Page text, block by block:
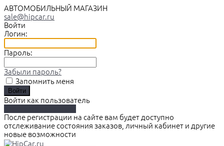
АВТОМОБИЛЬНЫЙ МАГАЗИН
sale@hipcar.ru
Войти
Логин:
Пароль:
Забыли пароль?
Запомнить меня
Войти как пользователь
После регистрации на сайте вам будет доступно
отслеживание состояния заказов, личный кабинет и другие
новые возможности